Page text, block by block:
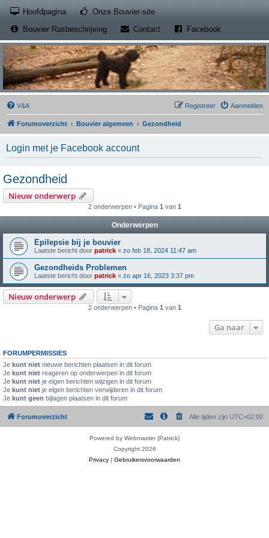
Hoofdpagina Onze Bouvier-site(Opens a new tab)
Bouvier Rasbeschrijving
Contact(Opens a new tab)
Facebook
V&A Aanmelden
Registreer
Forumoverzicht Bouvier algemeen Gezondheid
Login met je Facebook account
Gezondheid
Nieuw onderwerp
2 onderwerpen • Pagina 1 van 1
Onderwerpen
Epilepsie bij je bouvier
Laatste bericht door patrick « zo feb 18, 2024 11:47 am
Gezondheids Problemen
Laatste bericht door patrick « zo apr 16, 2023 3:37 pm
Nieuw onderwerp
2 onderwerpen • Pagina 1 van 1
Ga naar
FORUMPERMISSIES
Je kunt niet nieuwe berichten plaatsen in dit forum
Je kunt niet reageren op onderwerpen in dit forum
Je kunt niet je eigen berichten wijzigen in dit forum
Je kunt niet je eigen berichten verwijderen in dit forum
Je kunt geen bijlagen plaatsen in dit forum
Forumoverzicht Alle tijden zijn UTC+02:00
Powered by Webmaster (Patrick)
Copyright 2026
Privacy | Gebruikersvoorwaarden